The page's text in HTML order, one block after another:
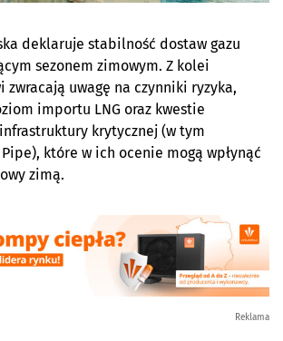
deklaruje stabilność dostaw gazu
sezonem zimowym. Z kolei
uwagę na czynniki ryzyka,
importu LNG oraz kwestie
krytycznej (w tym
które w ich ocenie mogą wpłynąć
zimą.
Reklama